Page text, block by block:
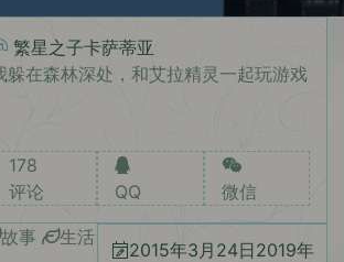
繁星之子卡萨蒂亚
躲在森林深处，和艾拉精灵一起玩游戏
178
评论
QQ 微信
故事 生活
2015年3月24日 2019年